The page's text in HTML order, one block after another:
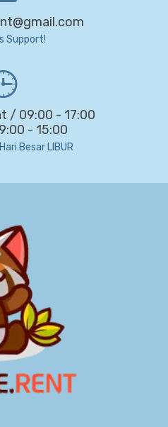
Support!
/ 09:00 - 17:00
- 15:00
Besar LIBUR